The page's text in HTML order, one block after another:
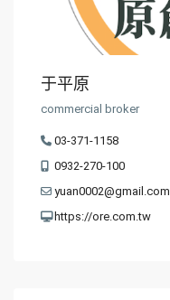
于平原
commercial broker
03-371-1158
0932-270-100
yuan0002@gmail.com
https://ore.com.tw